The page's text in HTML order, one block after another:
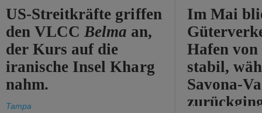
US-Streitkräfte griffen
den VLCCBelma an,
der Kurs auf die
iranische Insel Kharg
nahm.
Tampa
Im Mai
Hafen von
stabil,
Savona-